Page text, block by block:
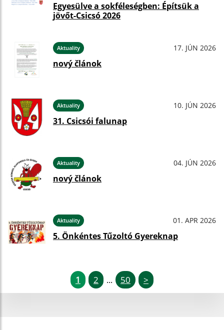
Egyesülve a sokféleségben: Építsük a
jövőt-Csicsó 2026
Aktuality 17. JÚN 2026
nový článok
Aktuality 10. JÚN 2026
31. Csicsói falunap
Aktuality 04. JÚN 2026
nový článok
Aktuality 01. APR 2026
5. Önkéntes Tűzoltó Gyereknap
1 2 ... 50 >